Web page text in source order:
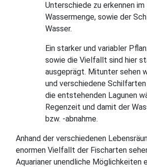
Unterschiede zu erkennen
Wassermenge, sowie der
Wasser.
Ein starker und variabler
sowie die Vielfallt sind hier
ausgeprägt. Mitunter sehen
und verschiedene
die entstehenden Lagunen
Regenzeit und damit der
bzw. -abnahme.
Anhand der verschiedenen
enormen Vielfallt der Fischarten
Aquarianer unendliche Möglichkeiten